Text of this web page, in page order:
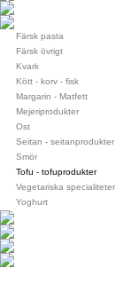
Färsk pasta
Färsk övrigt
Kvark
Kött - korv - fisk
Margarin - Matfett
Mejeriprodukter
Ost
Seitan - seitanprodukter
Smör
Tofu - tofuprodukter
Vegetariska specialiteter
Yoghurt